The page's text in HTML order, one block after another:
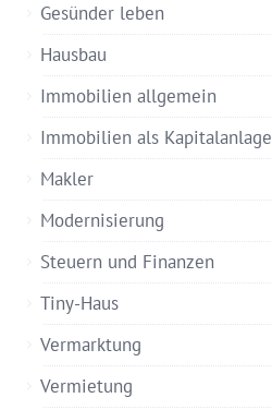
Gesünder leben
Hausbau
Immobilien allgemein
Immobilien als Kapitalanlage
Makler
Modernisierung
Steuern und Finanzen
Tiny-Haus
Vermarktung
Vermietung